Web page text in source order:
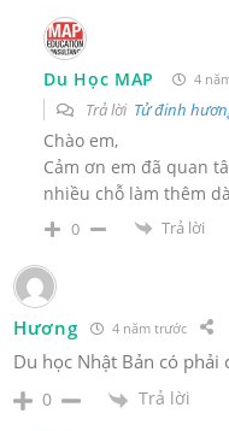
Du Học MAP 4
Trả lời Tử đinh
Chào em,
Cảm ơn em đã quan
nhiều chỗ làm thêm
0 Trả lời
Hương 4 năm trước
Du học Nhật Bản có
0 Trả lời